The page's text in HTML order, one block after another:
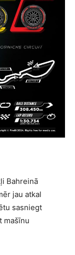
Bahreinā
jau atkal
sasniegt
mašīnu